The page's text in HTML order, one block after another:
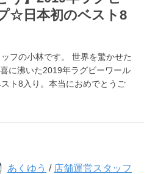
☆日本初のベスト8
フの小林です。 世界を驚かせた
に沸いた2019年ラグビーワール
ト8入り。本当におめでとうご
あくゆう / 店舗運営スタッフ